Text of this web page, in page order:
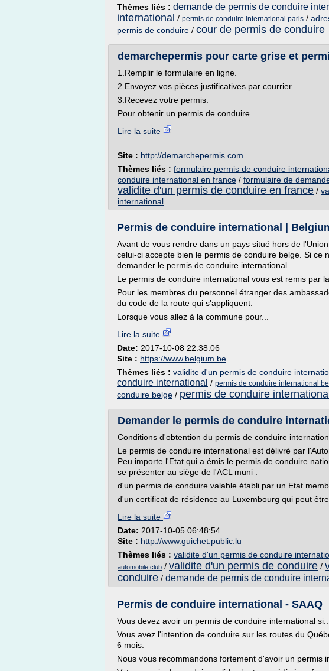
Thèmes liés : demande de permis de conduire
international / permis de conduire international paris /
permis de conduire / cour de permis de conduire
demarchepermis pour carte grise et
1.Remplir le formulaire en ligne.
2.Envoyez vos pièces justificatives par courrier.
3.Recevez votre permis.
Pour obtenir un permis de conduire...
Lire la suite
Site : http://demarchepermis.com
Thèmes liés : formulaire permis de conduire
conduire international en france / formulaire de
validite d'un permis de conduire en france /
international
Permis de conduire international |
Avant de vous rendre dans un pays situé hors de
celui-ci accepte bien le permis de conduire belge. Si ce
demander le permis de conduire international.
Le permis de conduire international vous est remis par
Pour les membres du personnel étranger des
du code de la route qui s'appliquent.
Lorsque vous allez à la commune pour...
Lire la suite
Date: 2017-10-08 22:38:06
Site : https://www.belgium.be
Thèmes liés : validite d'un permis de conduire
conduire international / permis de conduire international
conduire belge / permis de conduire international
Demander le permis de conduire
Conditions d'obtention du permis de conduire
Le permis de conduire international est délivré par
Peu importe l'Etat qui a émis le permis de conduire
se présenter au siège de l'ACL muni :
d'un permis de conduire valable établi par un Etat
d'un certificat de résidence au Luxembourg qui peut être
Lire la suite
Date: 2017-10-05 06:48:54
Site : http://www.guichet.public.lu
Thèmes liés : validite d'un permis de conduire
automobile club / validite d'un permis de conduire /
conduire / demande de permis de conduire
Permis de conduire international - SAAQ
Vous devez avoir un permis de conduire international si...
Vous avez l'intention de conduire sur les routes du
6 mois.
Nous vous recommandons fortement d'avoir un permis